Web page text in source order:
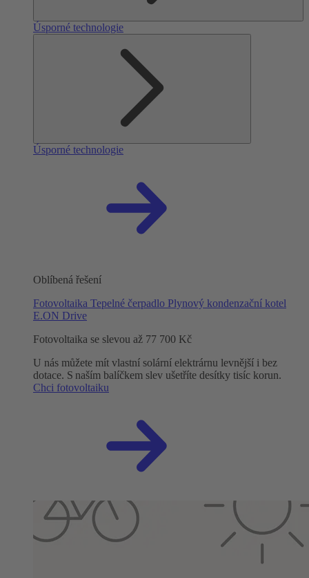
Úsporné technologie
Úsporné technologie
Oblíbená řešení
Fotovoltaika Tepelné čerpadlo Plynový kondenzační kotel
E.ON Drive
Fotovoltaika se slevou až 77 700 Kč
U nás můžete mít vlastní solární elektrárnu levnější i bez
dotace. S naším balíčkem slev ušetříte desítky tisíc korun.
Chci fotovoltaiku